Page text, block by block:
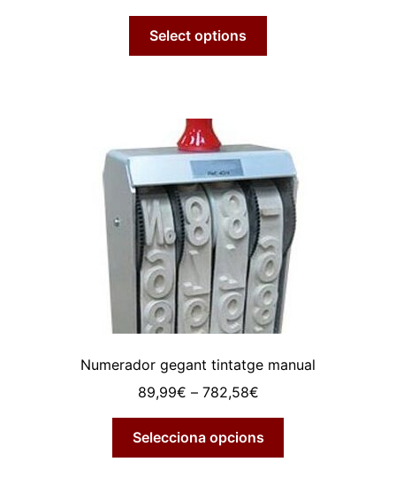
Select options
Numerador gegant tintatge manual
89,99€ – 782,58€Interval
preus:
89,99€
Selecciona opcions